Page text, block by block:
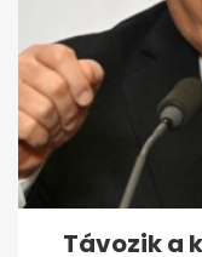
és
Távozik a